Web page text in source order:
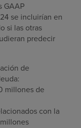
GAAP
se incluirían en
si las otras
predecir
de
millones de
con la